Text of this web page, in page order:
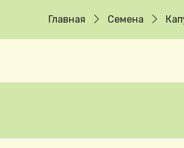
Главная Семена